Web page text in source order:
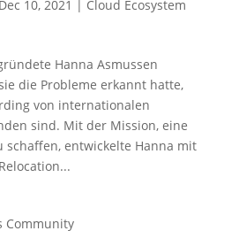
Dec 10, 2021 | Cloud Ecosystem
Hanna Asmussen
die Probleme erkannt hatte,
von internationalen
sind. Mit der Mission, eine
schaffen, entwickelte Hanna mit